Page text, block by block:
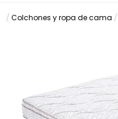
Colchones y ropa de cama